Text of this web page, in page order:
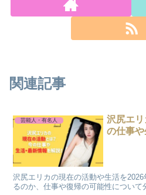
関連記事
芸能人・有名人
沢尻エ
の仕事や
沢尻エリカの現在の活動や生活を
るのか、仕事や復帰の可能性について